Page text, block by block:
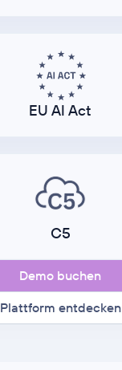
EU AI Act
C5
Demo buchen
Plattform entdecken